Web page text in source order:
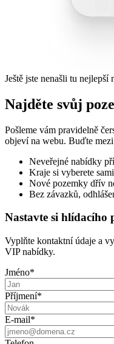
Ještě jste nenašli tu nejlepší
Najděte svůj
Pošleme vám pravidelně
objeví na webu. Buďte
Neveřejné nabídky
Kraje si vyberete sami
Nové pozemky dřív
Bez závazků,
Nastavte si hlídacího
Vyplňte kontaktní údaje a
VIP nabídky.
Jméno*
Příjmení*
E-mail*